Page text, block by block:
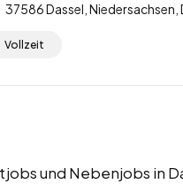
37586 Dassel, Niedersachsen,
Vollzeit
und Nebenjobs in